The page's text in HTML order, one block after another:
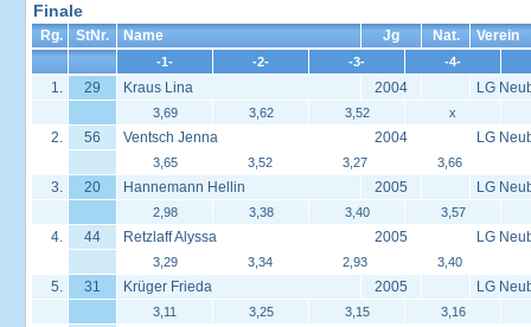
Finale
Rg. StNr. Name Jg Nat. Verein
-1- -2- -3- -4-
1. 29 Kraus Lina 2004 LG
3,69 3,62 3,52 x
2. 56 Ventsch Jenna 2004 LG
3,65 3,52 3,27 3,66
3. 20 Hannemann Hellin 2005 LG
2,98 3,38 3,40 3,57
4. 44 Retzlaff Alyssa 2005 LG
3,29 3,34 2,93 3,40
5. 31 Krüger Frieda 2005 LG
3,11 3,25 3,15 3,16